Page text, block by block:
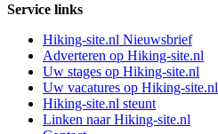
Service links
Hiking-site.nl Nieuwsbrief
Adverteren op Hiking-site.nl
Uw stages op Hiking-site.nl
Uw vacatures op Hiking-site.nl
Hiking-site.nl steunt
Linken naar Hiking-site.nl